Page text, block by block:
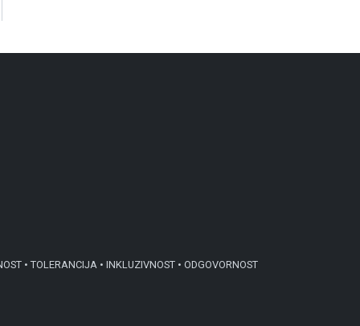
• TOLERANCIJA • INKLUZIVNOST • ODGOVORNOST